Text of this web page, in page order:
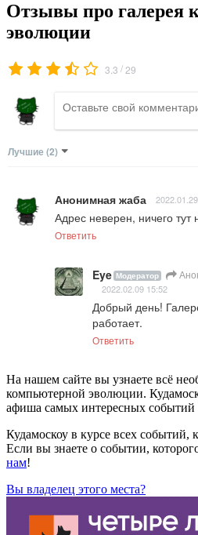
Отзывы про галерея
эволюции
3.3 /29
Лучшие (2)
Анонимная жаба
Адрес неверен, ничего тут
Ответить
Eye Модератор
2022.02.09 15:52
Добрый день!
работает.
Ответить
На нашем сайте вы узнаете всё
компьютерной эволюции.
афиша самых интересных
Кудамоскоу в курсе всех событий,
Если вы знаете о событии,
нам!
Вы владелец этого места?